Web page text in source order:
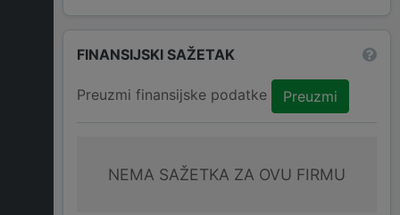
FINANSIJSKI SAŽETAK
Preuzmi finansijske podatke Preuzmi
NEMA SAŽETKA ZA OVU FIRMU